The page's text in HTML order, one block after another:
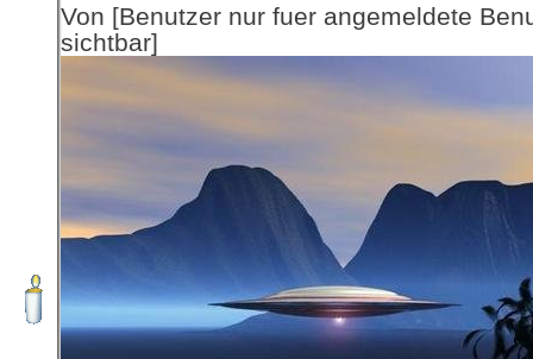
Von [Benutzer nur fuer angemeldete
sichtbar]